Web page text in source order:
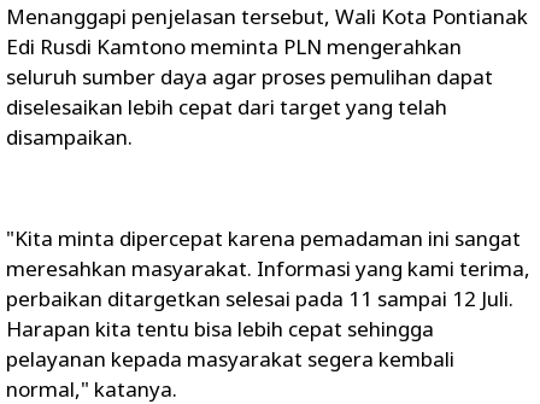
Menanggapi penjelasan tersebut, Wali Kota Pontianak
Edi Rusdi Kamtono meminta PLN mengerahkan
seluruh sumber daya agar proses pemulihan dapat
diselesaikan lebih cepat dari target yang telah
disampaikan.
"Kita minta dipercepat karena pemadaman ini sangat
meresahkan masyarakat. Informasi yang kami terima,
perbaikan ditargetkan selesai pada 11 sampai 12 Juli.
Harapan kita tentu bisa lebih cepat sehingga
pelayanan kepada masyarakat segera kembali
normal," katanya.